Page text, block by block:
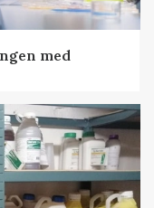
med